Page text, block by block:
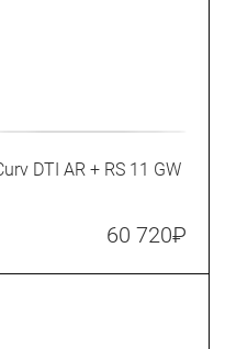
DTI AR + RS 11 GW
60 720₽